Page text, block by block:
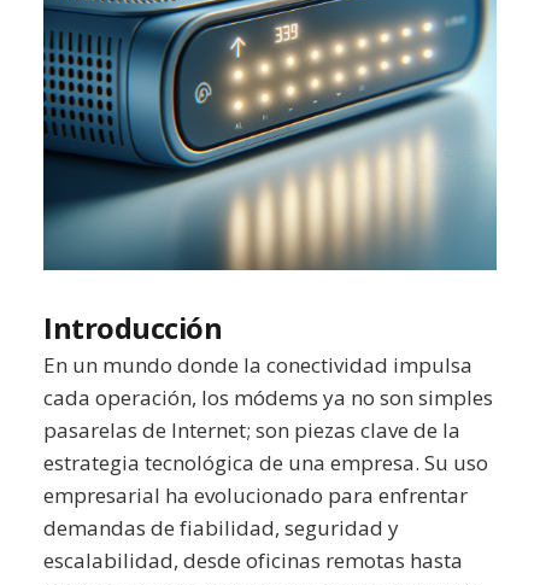
Introducción
En un mundo donde la conectividad impulsa
cada operación, los módems ya no son simples
pasarelas de Internet; son piezas clave de la
estrategia tecnológica de una empresa. Su uso
empresarial ha evolucionado para enfrentar
demandas de fiabilidad, seguridad y
escalabilidad, desde oficinas remotas hasta